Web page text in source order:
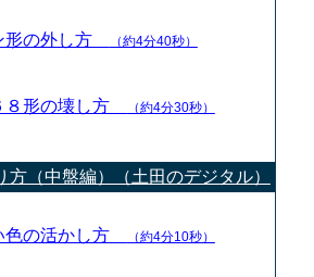
形の外し方 （約4分40秒）
８形の壊し方 （約4分30秒）
方（中盤編）（土田のデジタル）
色の活かし方 （約4分10秒）